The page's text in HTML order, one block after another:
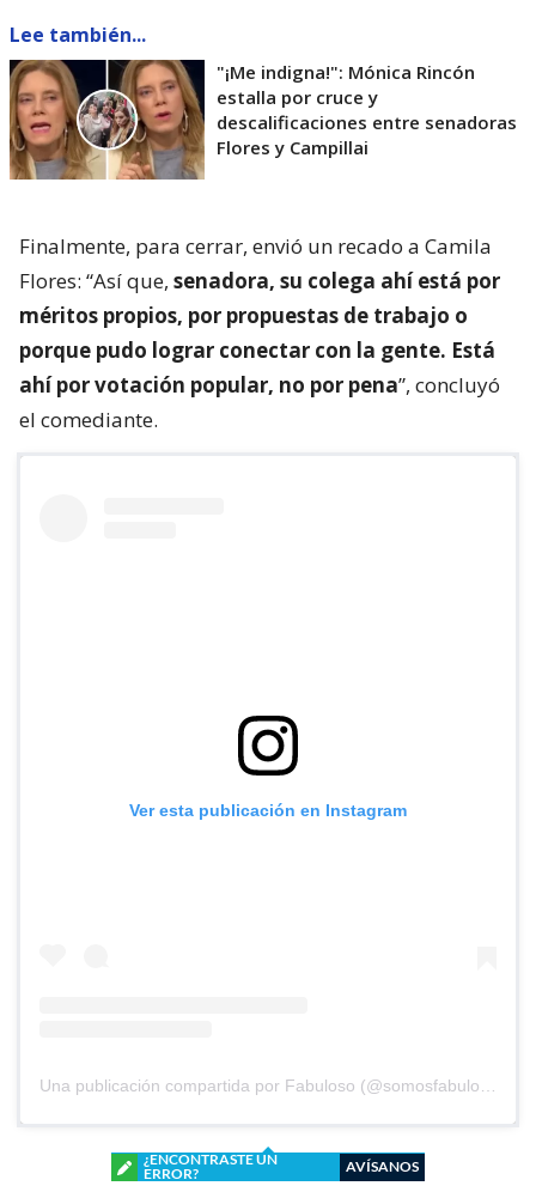
Lee también...
"¡Me indigna!": Mónica Rincón
estalla por cruce y
descalificaciones entre senadoras
Flores y Campillai
Finalmente, para cerrar, envió un recado a Camila
Flores: “Así que, senadora, su colega ahí está por
méritos propios, por propuestas de trabajo o
porque pudo lograr conectar con la gente. Está
ahí por votación popular, no por pena”, concluyó
el comediante.
Ver esta publicación en Instagram
Una publicación compartida por Fabuloso (@somosfabuloso)
¿ENCONTRASTE UN
ERROR?
AVÍSANOS